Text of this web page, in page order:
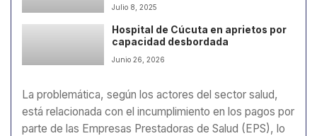
Julio 8, 2025
Hospital de Cúcuta en aprietos por
capacidad desbordada
Junio 26, 2026
La problemática, según los actores del sector salud,
está relacionada con el incumplimiento en los pagos por
parte de las Empresas Prestadoras de Salud (EPS), lo